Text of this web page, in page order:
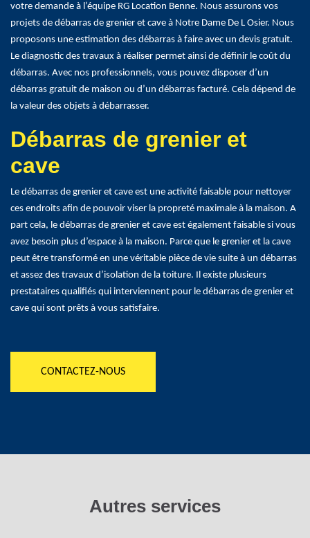
votre demande à l’équipe RG Location Benne. Nous assurons vos
projets de débarras de grenier et cave à Notre Dame De L Osier. Nous
proposons une estimation des débarras à faire avec un devis gratuit.
Le diagnostic des travaux à réaliser permet ainsi de définir le coût du
débarras. Avec nos professionnels, vous pouvez disposer d’un
débarras gratuit de maison ou d’un débarras facturé. Cela dépend de
la valeur des objets à débarrasser.
Débarras de grenier et
cave
Le débarras de grenier et cave est une activité faisable pour nettoyer
ces endroits afin de pouvoir viser la propreté maximale à la maison. A
part cela, le débarras de grenier et cave est également faisable si vous
avez besoin plus d’espace à la maison. Parce que le grenier et la cave
peut être transformé en une véritable pièce de vie suite à un débarras
et assez des travaux d’isolation de la toiture. Il existe plusieurs
prestataires qualifiés qui interviennent pour le débarras de grenier et
cave qui sont prêts à vous satisfaire.
CONTACTEZ-NOUS
Autres services